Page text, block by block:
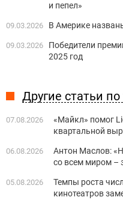
и пепел»
09.03.2026 В Америке
09.03.2026
Победители
2025 год
Другие статьи
07.08.2026
«Майкл» помог
квартальной
06.08.2026
Антон Маслов:
со всем миром –
05.08.2026
Темпы роста
кинотеатров